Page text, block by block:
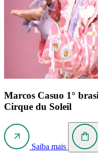
Marcos Casuo 1°
Cirque du Soleil
Saiba mais